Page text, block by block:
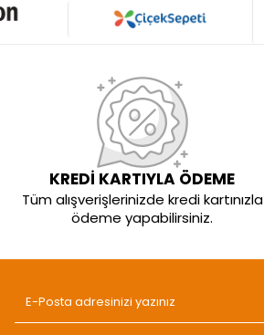
KREDİ KARTIYLA ÖDEME
Tüm alışverişlerinizde kredi kartınızla
ödeme yapabilirsiniz.